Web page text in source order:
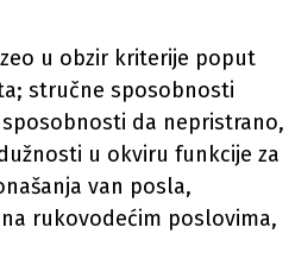
u obzir kriterije poput
stručne sposobnosti
da nepristrano,
u okviru funkcije za
van posla,
rukovodećim poslovima,